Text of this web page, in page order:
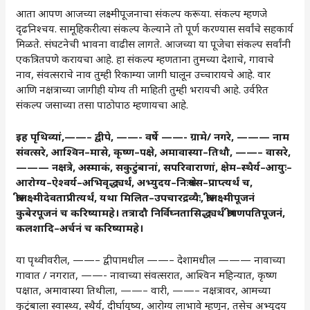
आता आपण आजच्या लक्ष्मीपूजनाचा संकल्प करूया. संकल्प म्हणजे
दृढनिश्चय. सामूहिकरीत्या संकल्प केल्याने तो पूर्ण करण्यास सर्वांचे सहकार्य
मिळते. संघटनेची भावना वाढीस लागते. आजच्या या पूजेचा संकल्प सर्वांनी
एकत्रितपणे करायचा आहे. हा संकल्प म्हणताना तुमच्या देशाचे, गावाचे
नाव, संवत्सराचे नाव तुम्ही रिकाम्या जागी घालून उच्चारायचे आहे. वार
आणि नक्षत्राच्या जागीही योग्य ती माहिती तुम्ही भरायची आहे. उर्वरित
संकल्प जसाच्या तसा पाठोपाठ म्हणायचा आहे.
इह पृथिव्यां,——– द्वीपे, ——- वर्षे ——- ग्रामे/नगरे, ——— नाम
संवत्सरे,आश्विन–मासे,कृष्ण–पक्षे,अमावास्या–तिथौ, ——– वासरे,
——— नक्षत्रे,अस्माकं,सकुटुंबानां,सपरिवाराणां,क्षेम–स्थैर्य–आयुः–
आरोग्य–ऐश्वर्य–अभिवृद्ध्यर्थं,अभ्युदय–निःश्रेयस–प्राप्त्यर्थं च,
श्रीलक्ष्मीदेवताप्रीत्यर्थं,यथा मिलित–उपचारद्रव्यैः,श्रीलक्ष्मीपूजनं
कुबेरपूजनं च करिष्यामहे। तत्रादौ निर्विघ्नतासिद्ध्यर्थं श्रीगणपतिपूजनं,
कलशादि–अर्चनं च करिष्यामहे।
या पृथ्वीवरील, ——– द्वीपामधील ——– देशामधील ——— नावाच्या
गावात / नगरात, ——- नावाच्या संवत्सरात, आश्विन महिन्यात, कृष्ण
पक्षात, अमावास्या तिथीला, ——– वारी, ——– नक्षत्रावर, आमच्या
कुटुंबाला स्वास्थ्य, स्थैर्य, दीर्घायुष्य, आरोग्य लाभावे म्हणून, तसेच अभ्युदय